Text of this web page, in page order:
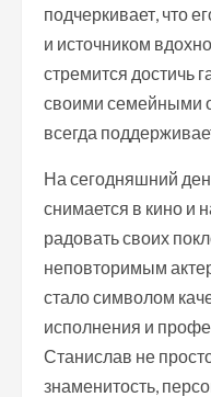
подчеркивает, что
и источником
стремится достичь
своими семейными
всегда
На сегодняшний
снимается в кино и
радовать своих
неповторимым
стало символом
исполнения и
Станислав не
знаменитость,